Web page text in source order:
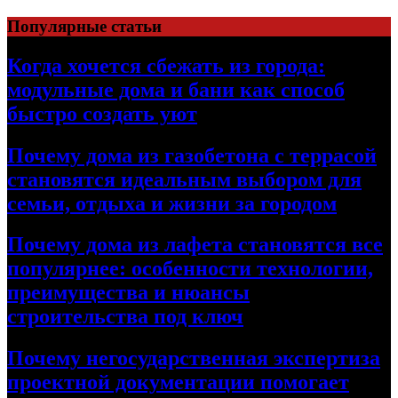
Перейти
к
содержимому
Популярные статьи
Когда хочется сбежать из города:
модульные дома и бани как способ
быстро создать уют
Почему дома из газобетона с террасой
становятся идеальным выбором для
семьи, отдыха и жизни за городом
Почему дома из лафета становятся все
популярнее: особенности технологии,
преимущества и нюансы
строительства под ключ
Почему негосударственная экспертиза
проектной документации помогает